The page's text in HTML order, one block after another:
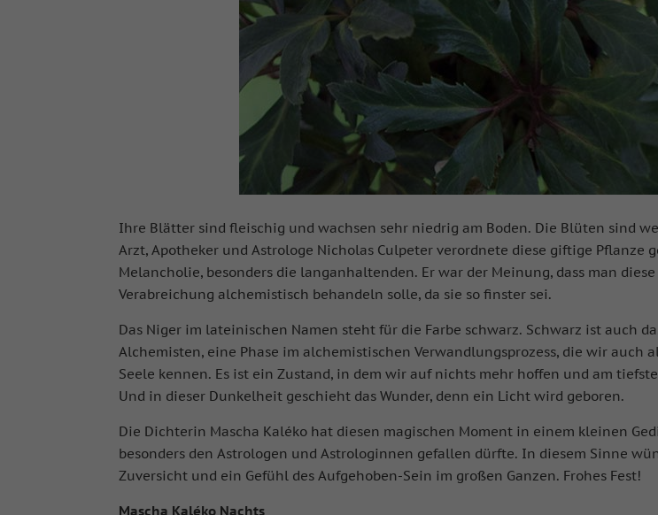
Ihre Blätter sind fleischig und wachsen sehr niedrig am Boden. Die Blüten sind
Arzt, Apotheker und Astrologe Nicholas Culpeter verordnete diese giftige Pflanze
Melancholie, besonders die langanhaltenden. Er war der Meinung, dass man
Verabreichung alchemistisch behandeln solle, da sie so finster sei.
Das Niger im lateinischen Namen steht für die Farbe schwarz. Schwarz ist auch
Alchemisten, eine Phase im alchemistischen Verwandlungsprozess, die wir auch
Seele kennen. Es ist ein Zustand, in dem wir auf nichts mehr hoffen und am
Und in dieser Dunkelheit geschieht das Wunder, denn ein Licht wird geboren.
Die Dichterin Mascha Kaléko hat diesen magischen Moment in einem kleinen
besonders den Astrologen und Astrologinnen gefallen dürfte. In diesem Sinne
Zuversicht und ein Gefühl des Aufgehoben-Sein im großen Ganzen. Frohes Fest!
Mascha Kaléko Nachts